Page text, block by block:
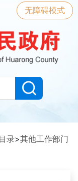
无障碍模式
录>其他工作部门